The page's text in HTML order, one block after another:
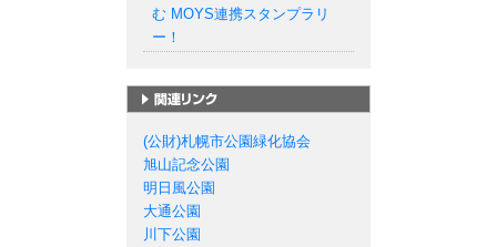
む MOYS連携スタンプラリ
ー！
(公財)札幌市公園緑化協会
旭山記念公園
明日風公園
大通公園
川下公園